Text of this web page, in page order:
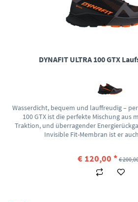
DYNAFIT ULTRA 100 GTX
Wasserdicht, bequem und lauffreudig –
100 GTX ist die perfekte Mischung aus
Traktion, und überragender
Invisible Fit-Membran ist er
€ 120,00 * €